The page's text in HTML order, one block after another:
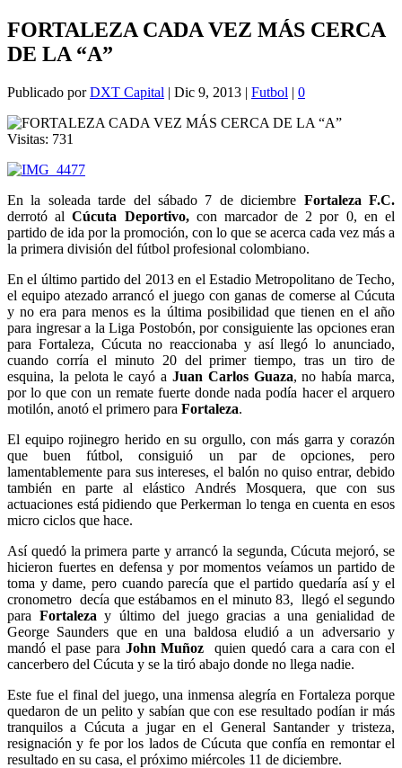
FORTALEZA CADA VEZ MÁS CERCA
DE LA “A”
Publicado porDXT Capital | Dic 9, 2013 | Futbol | 0
Visitas: 731
En la soleada tarde del sábado 7 de diciembre Fortaleza F.C.
derrotó alCúcuta Deportivo,con marcador de 2 por 0, en el
partido de ida por la promoción, con lo que se acerca cada vez más a
la primera división del fútbol profesional colombiano.
En el último partido del 2013 en el Estadio Metropolitano de Techo,
el equipo atezado arrancó el juego con ganas de comerse al Cúcuta
y no era para menos es la última posibilidad que tienen en el año
para ingresar a la Liga Postobón, por consiguiente las opciones eran
para Fortaleza, Cúcuta no reaccionaba y así llegó lo anunciado,
cuando corría el minuto 20 del primer tiempo, tras un tiro de
esquina, la pelota le cayó a Juan Carlos Guaza, no había marca,
por lo que con un remate fuerte donde nada podía hacer el arquero
motilón, anotó el primero para Fortaleza.
El equipo rojinegro herido en su orgullo, con más garra y corazón
que buen fútbol, consiguió un par de opciones, pero
lamentablemente para sus intereses, el balón no quiso entrar, debido
también en parte al elástico Andrés Mosquera, que con sus
actuaciones está pidiendo que Perkerman lo tenga en cuenta en esos
micro ciclos que hace.
Así quedó la primera parte y arrancó la segunda, Cúcuta mejoró, se
hicieron fuertes en defensa y por momentos veíamos un partido de
toma y dame, pero cuando parecía que el partido quedaría así y el
cronometro decía que estábamos en el minuto 83, llegó el segundo
para Fortaleza y último del juego gracias a una genialidad de
George Saunders que en una baldosa eludió a un adversario y
mandó el pase para John Muñoz quien quedó cara a cara con el
cancerbero del Cúcuta y se la tiró abajo donde no llega nadie.
Este fue el final del juego, una inmensa alegría en Fortaleza porque
quedaron de un pelito y sabían que con ese resultado podían ir más
tranquilos a Cúcuta a jugar en el General Santander y tristeza,
resignación y fe por los lados de Cúcuta que confía en remontar el
resultado en su casa, el próximo miércoles 11 de diciembre.